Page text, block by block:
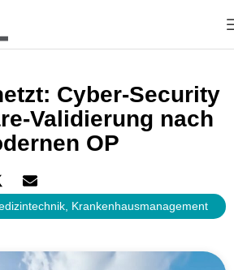
Cyber-Security
Validierung nach
OP
, Krankenhausmanagement